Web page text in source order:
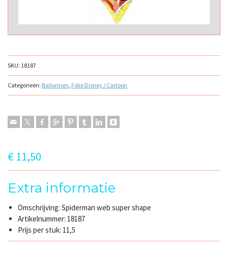
SKU: 18187
Categorieën: Ballonnen, Folie Disney / Cartoon
€ 11,50
Extra informatie
Omschrijving: Spiderman web super shape
Artikelnummer: 18187
Prijs per stuk: 11,5